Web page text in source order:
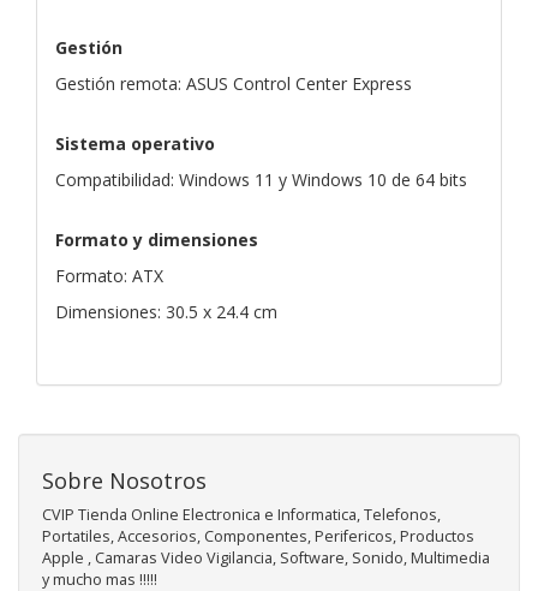
Gestión
Gestión remota: ASUS Control Center Express
Sistema operativo
Compatibilidad: Windows 11 y Windows 10 de 64 bits
Formato y dimensiones
Formato: ATX
Dimensiones: 30.5 x 24.4 cm
Sobre Nosotros
CVIP Tienda Online Electronica e Informatica, Telefonos,
Portatiles, Accesorios, Componentes, Perifericos, Productos
Apple , Camaras Video Vigilancia, Software, Sonido, Multimedia
y mucho mas !!!!!